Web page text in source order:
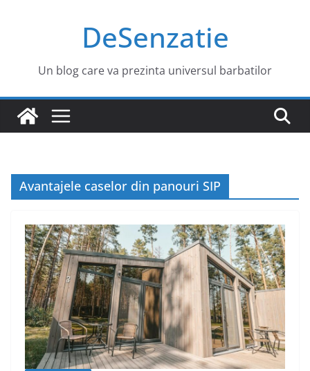
DeSenzatie
Un blog care va prezinta universul barbatilor
Avantajele caselor din panouri SIP